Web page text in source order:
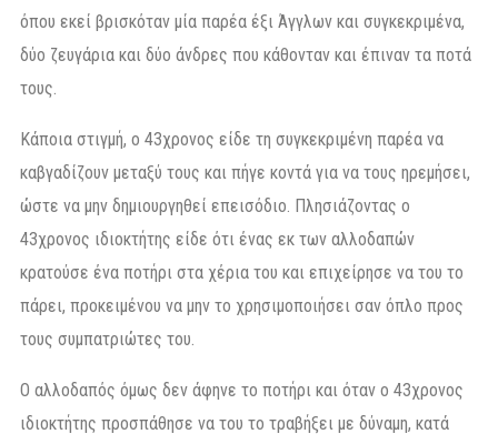
όπου εκεί βρισκόταν μία παρέα έξι Άγγλων και συγκεκριμένα,
δύο ζευγάρια και δύο άνδρες που κάθονταν και έπιναν τα ποτά
τους.
Κάποια στιγμή, ο 43χρονος είδε τη συγκεκριμένη παρέα να
καβγαδίζουν μεταξύ τους και πήγε κοντά για να τους ηρεμήσει,
ώστε να μην δημιουργηθεί επεισόδιο. Πλησιάζοντας ο
43χρονος ιδιοκτήτης είδε ότι ένας εκ των αλλοδαπών
κρατούσε ένα ποτήρι στα χέρια του και επιχείρησε να του το
πάρει, προκειμένου να μην το χρησιμοποιήσει σαν όπλο προς
τους συμπατριώτες του.
Ο αλλοδαπός όμως δεν άφηνε το ποτήρι και όταν ο 43χρονος
ιδιοκτήτης προσπάθησε να του το τραβήξει με δύναμη, κατά